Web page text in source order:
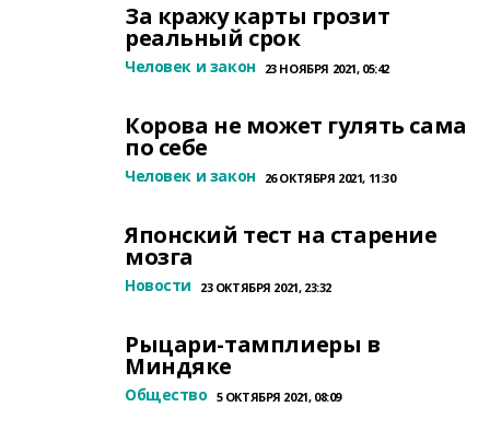
За кражу карты грозит
реальный срок
Человек и закон 23 НОЯБРЯ 2021, 05:42
Корова не может гулять сама
по себе
Человек и закон 26 ОКТЯБРЯ 2021, 11:30
Японский тест на старение
мозга
Новости 23 ОКТЯБРЯ 2021, 23:32
Рыцари-тамплиеры в
Миндяке
Общество 5 ОКТЯБРЯ 2021, 08:09